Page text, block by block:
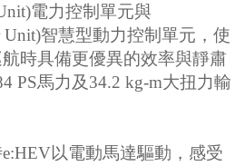
電力控制單元與
Unit)智慧型動力控制單元，使
時具備更優異的效率與靜肅
PS馬力及34.2 kg-m大扭力輸
以電動馬達驅動，感受